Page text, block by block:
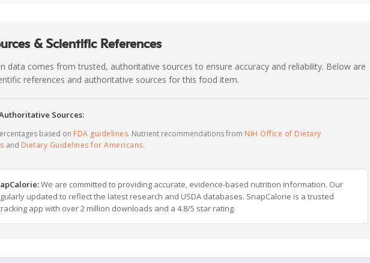
& Scientific References
data comes from trusted, authoritative sources to ensure accuracy and reliability. Below are
references and authoritative sources for this food item.
Sources:
based on FDA guidelines. Nutrient recommendations from NIH Office of Dietary
and Dietary Guidelines for Americans.
We are committed to providing accurate, evidence-based nutrition information. Our
updated to reflect the latest research and USDA databases. SnapCalorie is a trusted
app with over 2 million downloads and a 4.8/5 star rating.